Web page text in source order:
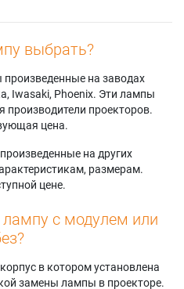
выбрать?
на заводах
Iwasaki, Phoenix. Эти лампы
производители проекторов.
цена.
на других
размерам.
цене.
с модулем или
в котором установлена
замены лампы в проекторе.